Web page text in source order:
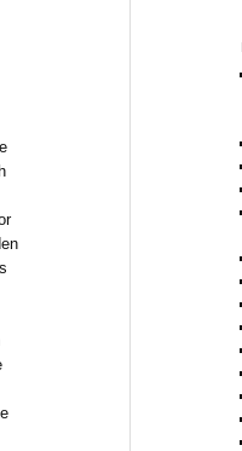
kann seine Kanzlei nur von
Herzen empfehlen.